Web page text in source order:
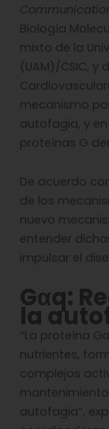
Biología
mixto de la
(UAM)/CSIC, y
mecanismo
autofagia, y
proteínas G
De acuerdo
de los
nuevo
entender
impulsar el
Gαq:
la
“La proteína
nutrientes,
complejos
autofagia”,